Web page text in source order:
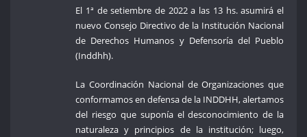
El 1ª de setiembre de 2022 a las 13 hs. asumirá el
nuevo Consejo Directivo de la Institución Nacional
de Derechos Humanos y Defensoría del Pueblo
(Inddhh).
La Coordinación Nacional de Organizaciones que
conformamos en defensa de la INDDHH, alertamos
del riesgo que suponía el desconocimiento de la
naturaleza y principios de la institución; luego,